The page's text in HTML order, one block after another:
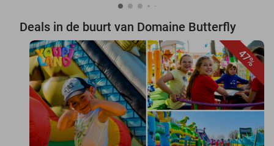
Deals in de buurt van Domaine Butterfly
47%